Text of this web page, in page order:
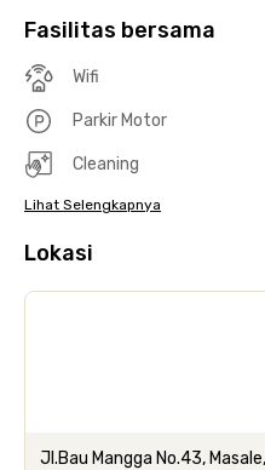
Fasilitas bersama
Wifi
Parkir Motor
Cleaning
Lihat Selengkapnya
Lokasi
Jl.Bau Mangga No.43,